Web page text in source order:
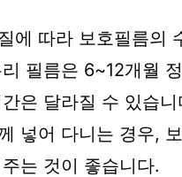
에 따라 보호필름의
필름은 6~12개월
은 달라질 수 있습
넣어 다니는 경우,
는 것이 좋습니다.